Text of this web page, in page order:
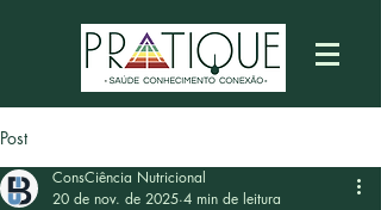
Post
ConsCiência Nutricional
20 de nov. de 2025 4 min de leitura